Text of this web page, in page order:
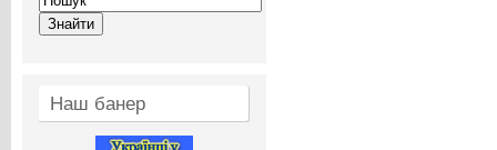
Наш банер